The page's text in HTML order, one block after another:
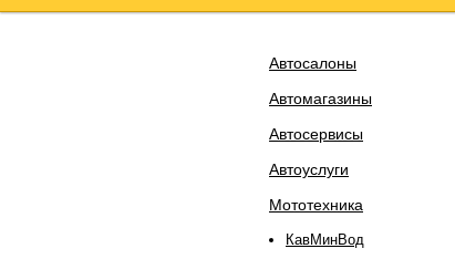
Автосалоны
Автомагазины
Автосервисы
Автоуслуги
Мототехника
КавМинВод